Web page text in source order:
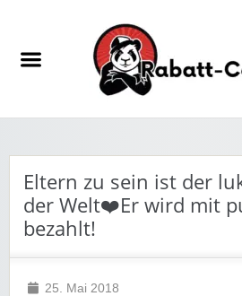
Eltern zu sein ist der
der Welt❤️Er wird mit
bezahlt!
25. Mai 2018